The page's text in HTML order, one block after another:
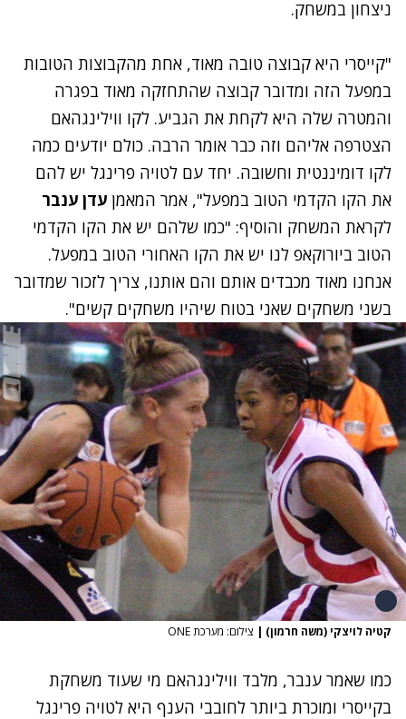
ניצחון במשחק.
"קייסרי היא קבוצה טובה מאוד, אחת מהקבוצות הטובות
במפעל הזה ומדובר קבוצה שהתחזקה מאוד בפגרה
והמטרה שלה היא לקחת את הגביע. לקו ווילינגהאם
הצטרפה אליהם וזה כבר אומר הרבה. כולם יודעים כמה
לקו דומיננטית וחשובה. יחד עם לטויה פרינגל יש להם
את הקו הקדמי הטוב במפעל", אמר המאמן עדן ענבר
לקראת המשחק והוסיף: "כמו שלהם יש את הקו הקדמי
הטוב ביורוקאפ לנו יש את הקו האחורי הטוב במפעל.
אנחנו מאוד מכבדים אותם והם אותנו, צריך לזכור שמדובר
בשני משחקים שאני בטוח שיהיו משחקים קשים".
קטיה לויצקי (משה חרמון) | צילום: מערכת ONE
כמו שאמר ענבר, מלבד ווילינגהאם מי שעוד משחקת
בקייסרי ומוכרת ביותר לחובבי הענף היא לטויה פרינגל